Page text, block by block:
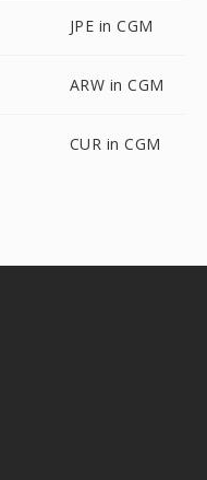
JPE in CGM
ARW in CGM
CUR in CGM